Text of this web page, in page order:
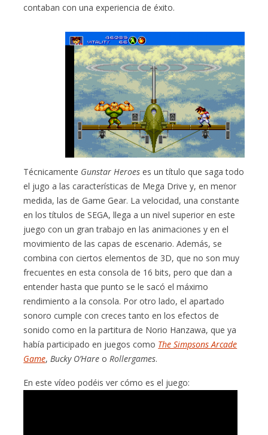
contaban con una experiencia de éxito.
Técnicamente Gunstar Heroes es un título que saga todo
el jugo a las características de Mega Drive y, en menor
medida, las de Game Gear. La velocidad, una constante
en los títulos de SEGA, llega a un nivel superior en este
juego con un gran trabajo en las animaciones y en el
movimiento de las capas de escenario. Además, se
combina con ciertos elementos de 3D, que no son muy
frecuentes en esta consola de 16 bits, pero que dan a
entender hasta que punto se le sacó el máximo
rendimiento a la consola. Por otro lado, el apartado
sonoro cumple con creces tanto en los efectos de
sonido como en la partitura de Norio Hanzawa, que ya
había participado en juegos como The Simpsons Arcade
Game, Bucky O’Hare o Rollergames.
En este vídeo podéis ver cómo es el juego: